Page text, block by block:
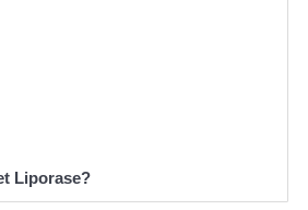
Liporase?